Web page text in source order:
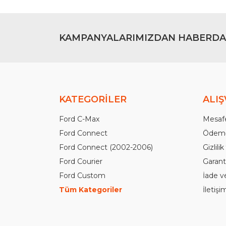
KAMPANYALARIMIZDAN
KATEGORİLER
Ford C-Max
Ford Connect
Ford Connect (2002-2006)
Ford Courier
Ford Custom
Tüm Kategoriler
İade